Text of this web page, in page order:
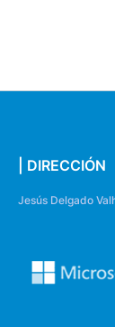
| DIRECCIÓN
Jesús Delgado